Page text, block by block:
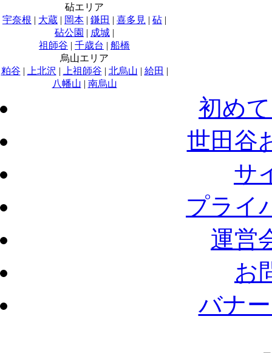
砧エリア
宇奈根 | 大蔵 | 岡本 | 鎌田 | 喜多見 | 砧 |
砧公園 | 成城 |
祖師谷 | 千歳台 | 船橋
烏山エリア
粕谷 | 上北沢 | 上祖師谷 | 北烏山 | 給田 |
八幡山 | 南烏山
初め
世田谷
サ
プライ
運営
お
バナ